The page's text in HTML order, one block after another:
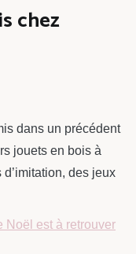
chez
dans un précédent
jouets en bois à
des jeux
Noël est à retrouver